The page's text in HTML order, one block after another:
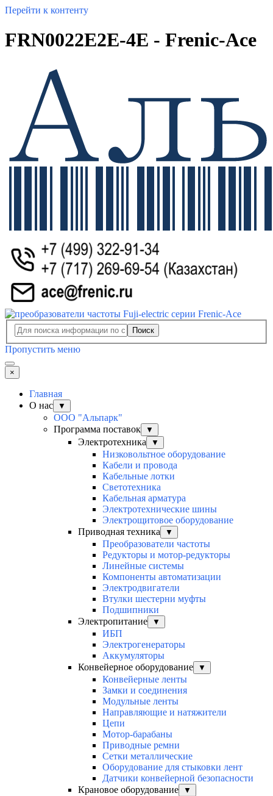
Перейти к контенту
FRN0022E2E-4E - Frenic-Ace
Поиск
Пропустить меню
×
Главная
О нас
▼
ООО "Альпарк"
Программа поставок
▼
Электротехника ▼
Низковольтное оборудование
Кабели и провода
Кабельные лотки
Светотехника
Кабельная арматура
Электротехнические шины
Электрощитовое оборудование
Приводная техника
▼
Преобразователи частоты
Редукторы и мотор-редукторы
Линейные системы
Компоненты автоматизации
Электродвигатели
Втулки шестерни муфты
Подшипники
Электропитание
▼
ИБП
Электрогенераторы
Аккумуляторы
Конвейерное оборудование
▼
Конвейерные ленты
Замки и соединения
Модульные ленты
Направляющие и натяжители
Цепи
Мотор-барабаны
Приводные ремни
Сетки металлические
Оборудование для стыковки лент
Датчики конвейерной безопасности
Крановое оборудование
▼